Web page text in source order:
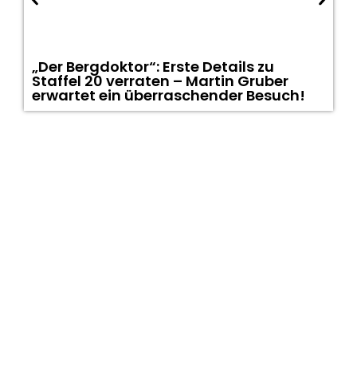
„Der Bergdoktor“: Erste Details zu
Staffel 20 verraten – Martin Gruber
erwartet ein überraschender Besuch!